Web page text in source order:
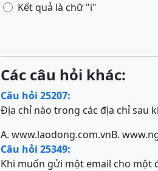
Kết quả là chữ "i"
Các câu hỏi khác:
Câu hỏi 25207:
Địa chỉ nào trong các địa chỉ sau
A. www.laodong.com.vnB.
Câu hỏi 25349:
Khi muốn gửi một email cho một